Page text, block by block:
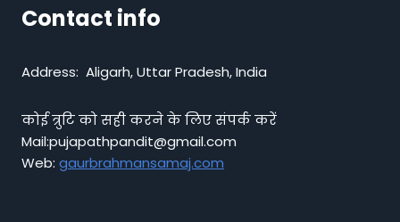
Contact info
Address: Aligarh, Uttar Pradesh, India
कोई त्रुटि को सही करने के लिए संपर्क करें
Mail:pujapathpandit@gmail.com
Web: gaurbrahmansamaj.com